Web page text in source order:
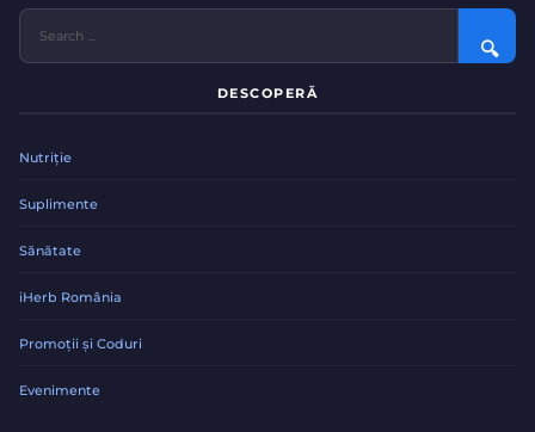
S
a
f
r
DESCOPERĂ
Nutriție
Suplimente
Sănătate
iHerb România
Promoții și Coduri
Evenimente